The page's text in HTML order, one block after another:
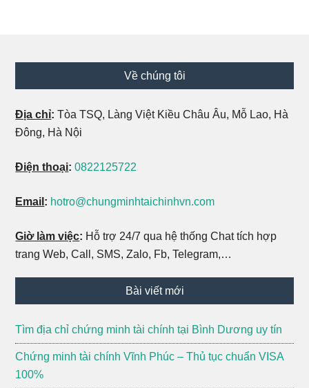
Về chúng tôi
Địa chỉ: Tòa TSQ, Làng Việt Kiều Châu Âu, Mỗ Lao, Hà
Đông, Hà Nội
Điện thoại: 0822125722
Email : hotro@chungminhtaichinhvn.com
Giờ làm việc: Hỗ trợ 24/7 qua hệ thống Chat tích hợp
trang Web, Call, SMS, Zalo, Fb, Telegram,…
Bài viết mới
Tìm địa chỉ chứng minh tài chính tại Bình Dương uy tín
Chứng minh tài chính Vĩnh Phúc – Thủ tục chuẩn VISA
100%